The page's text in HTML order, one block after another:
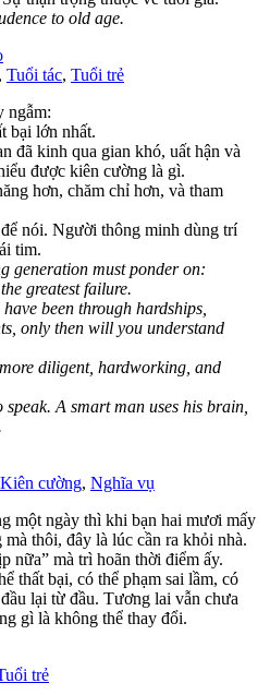
to old age.
, Tuổi tác, Tuổi trẻ
ngẫm:
bại lớn nhất.
đã kinh qua gian khó, uất hận và
được kiên cường là gì.
hơn, chăm chỉ hơn, và tham
nói. Người thông minh dùng trí
tim.
generation must ponder on:
greatest failure.
been through hardships,
only then will you understand
diligent, hardworking, and
A smart man uses his brain,
Kiên cường, Nghĩa vụ
một ngày thì khi bạn hai mươi mấy
thôi, đây là lúc cần ra khỏi nhà.
mà trì hoãn thời điểm ấy.
thất bại, có thể phạm sai lầm, có
lại từ đầu. Tương lai vẫn chưa
gì là không thể thay đổi.
trẻ